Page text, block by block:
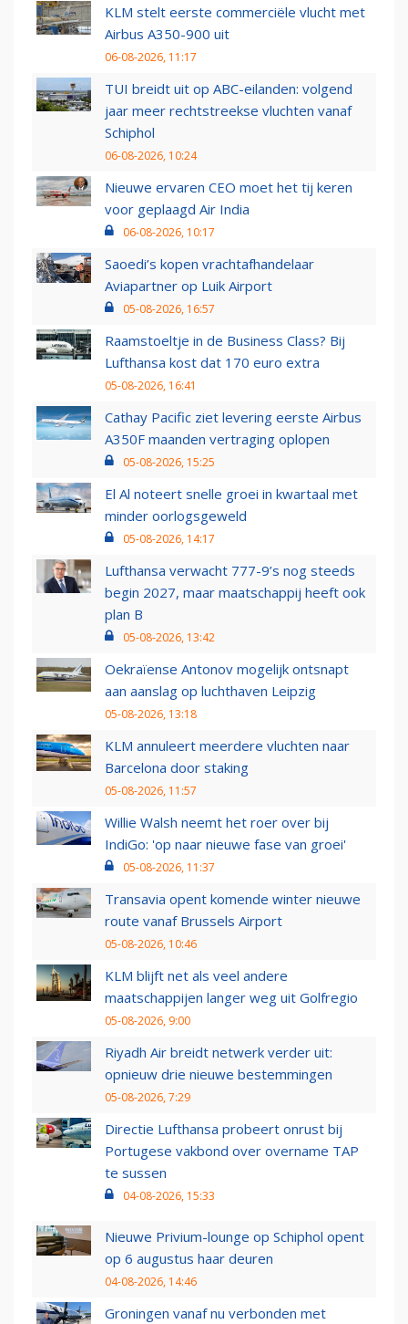
KLM stelt eerste commerciële vlucht met
Airbus A350-900 uit
06-08-2026, 11:17
TUI breidt uit op ABC-eilanden: volgend
jaar meer rechtstreekse vluchten vanaf
Schiphol
06-08-2026, 10:24
Nieuwe ervaren CEO moet het tij keren
voor geplaagd Air India
06-08-2026, 10:17
Saoedi’s kopen vrachtafhandelaar
Aviapartner op Luik Airport
05-08-2026, 16:57
Raamstoeltje in de Business Class? Bij
Lufthansa kost dat 170 euro extra
05-08-2026, 16:41
Cathay Pacific ziet levering eerste Airbus
A350F maanden vertraging oplopen
05-08-2026, 15:25
El Al noteert snelle groei in kwartaal met
minder oorlogsgeweld
05-08-2026, 14:17
Lufthansa verwacht 777-9’s nog steeds
begin 2027, maar maatschappij heeft ook
plan B
05-08-2026, 13:42
Oekraïense Antonov mogelijk ontsnapt
aan aanslag op luchthaven Leipzig
05-08-2026, 13:18
KLM annuleert meerdere vluchten naar
Barcelona door staking
05-08-2026, 11:57
Willie Walsh neemt het roer over bij
IndiGo: 'op naar nieuwe fase van groei'
05-08-2026, 11:37
Transavia opent komende winter nieuwe
route vanaf Brussels Airport
05-08-2026, 10:46
KLM blijft net als veel andere
maatschappijen langer weg uit Golfregio
05-08-2026, 9:00
Riyadh Air breidt netwerk verder uit:
opnieuw drie nieuwe bestemmingen
05-08-2026, 7:29
Directie Lufthansa probeert onrust bij
Portugese vakbond over overname TAP
te sussen
04-08-2026, 15:33
Nieuwe Privium-lounge op Schiphol opent
op 6 augustus haar deuren
04-08-2026, 14:46
Groningen vanaf nu verbonden met